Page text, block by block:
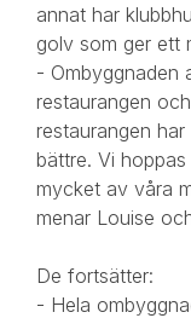
annat har
golv som ger ett
- Ombyggnaden
restaurangen
restaurangen
bättre. Vi
mycket av våra
menar Louise
De fortsätter:
- Hela